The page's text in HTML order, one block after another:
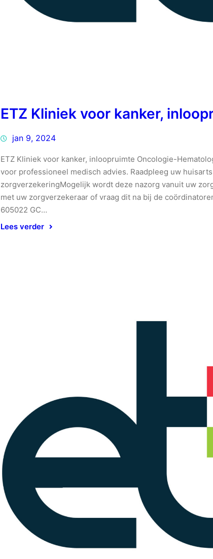
ETZ Kliniek voor kanker,
jan 9, 2024
ETZ Kliniek voor kanker, inloopruimte Oncologie-
voor professioneel medisch advies. Raadpleeg uw
zorgverzekeringMogelijk wordt deze nazorg vanuit uw
met uw zorgverzekeraar of vraag dit na bij de
605022 GC…
Lees verder